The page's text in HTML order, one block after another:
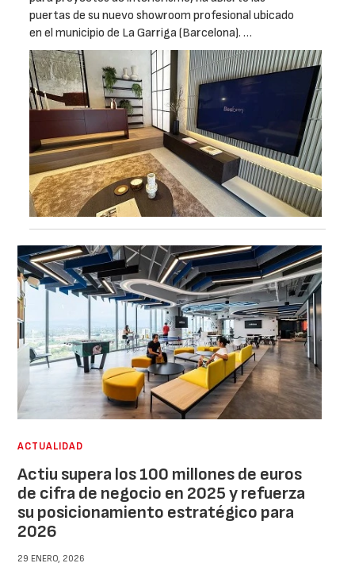
puertas de su nuevo showroom profesional ubicado
en el municipio de La Garriga (Barcelona). …
ACTUALIDAD
Actiu supera los 100 millones de euros
de cifra de negocio en 2025 y refuerza
su posicionamiento estratégico para
2026
29 ENERO, 2026